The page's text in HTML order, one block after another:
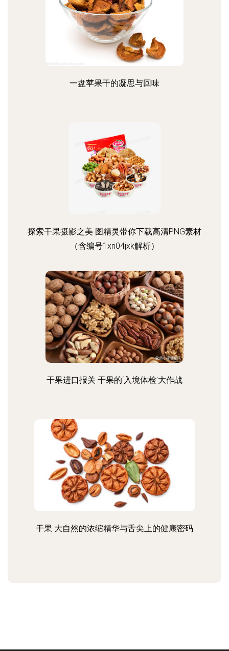
一盘苹果干的凝思与回味
探索干果摄影之美 图精灵带你下载高清PNG素材
（含编号1xri04jxk解析）
干果进口报关 干果的‘入境体检’大作战
干果 大自然的浓缩精华与舌尖上的健康密码